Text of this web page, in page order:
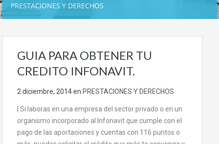
PRESTACIONES Y DERECHOS
GUIA PARA OBTENER TU
CREDITO INFONAVIT.
2 diciembre, 2014en PRESTACIONES Y DERECHOS
| Si laboras en una empresa del sector privado o en un
organismo incorporado al Infonavit que cumple con el
pago de las aportaciones y cuentas con 116 puntos o